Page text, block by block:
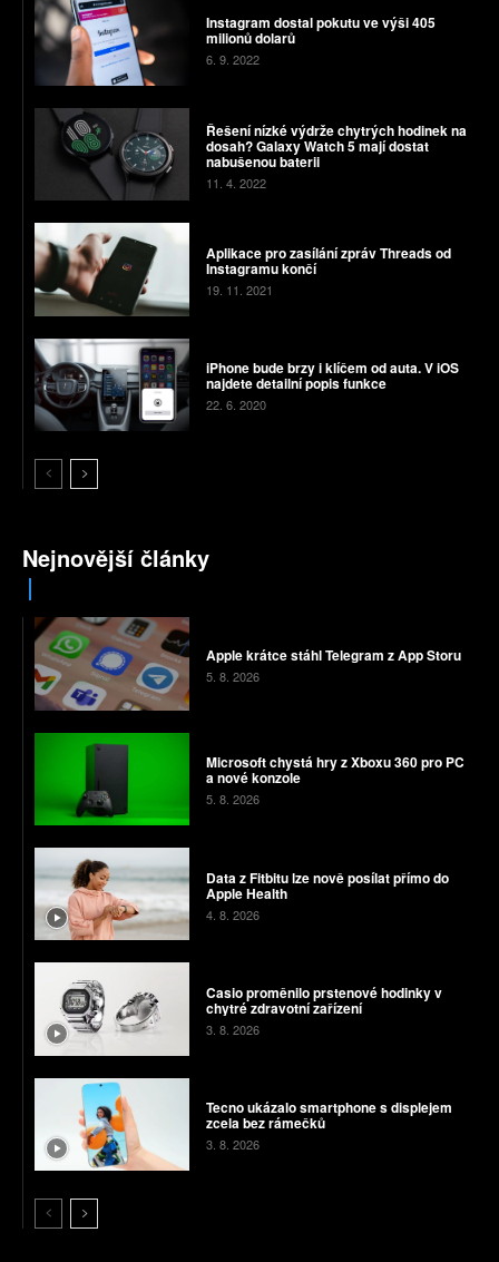
Instagram dostal pokutu ve výši 405
milionů dolarů
6. 9. 2022
Řešení nízké výdrže chytrých hodinek na
dosah? Galaxy Watch 5 mají dostat
nabušenou baterii
11. 4. 2022
Aplikace pro zasílání zpráv Threads od
Instagramu končí
19. 11. 2021
iPhone bude brzy i klíčem od auta. V iOS
najdete detailní popis funkce
22. 6. 2020
Nejnovější články
Apple krátce stáhl Telegram z App Storu
5. 8. 2026
Microsoft chystá hry z Xboxu 360 pro PC
a nové konzole
5. 8. 2026
Data z Fitbitu lze nově posílat přímo do
Apple Health
4. 8. 2026
Casio proměnilo prstenové hodinky v
chytré zdravotní zařízení
3. 8. 2026
Tecno ukázalo smartphone s displejem
zcela bez rámečků
3. 8. 2026